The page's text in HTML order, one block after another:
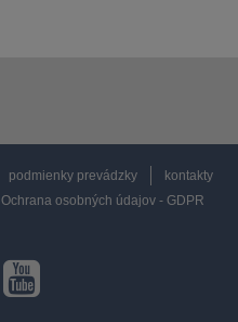
podmienky prevádzky
kontakty
Ochrana osobných údajov - GDPR